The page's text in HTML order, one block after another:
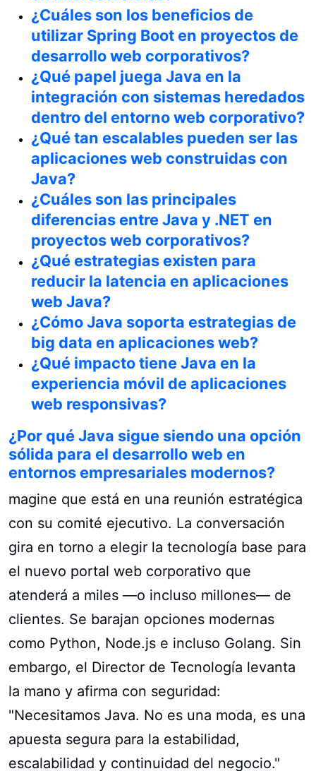
¿Cuáles son los beneficios de
utilizar Spring Boot en proyectos de
desarrollo web corporativos?
¿Qué papel juega Java en la
integración con sistemas heredados
dentro del entorno web corporativo?
¿Qué tan escalables pueden ser las
aplicaciones web construidas con
Java?
¿Cuáles son las principales
diferencias entre Java y .NET en
proyectos web corporativos?
¿Qué estrategias existen para
reducir la latencia en aplicaciones
web Java?
¿Cómo Java soporta estrategias de
big data en aplicaciones web?
¿Qué impacto tiene Java en la
experiencia móvil de aplicaciones
web responsivas?
¿Por qué Java sigue siendo una opción
sólida para el desarrollo web en
entornos empresariales modernos?
magine que está en una reunión estratégica
con su comité ejecutivo. La conversación
gira en torno a elegir la tecnología base para
el nuevo portal web corporativo que
atenderá a miles —o incluso millones— de
clientes. Se barajan opciones modernas
como Python, Node.js e incluso Golang. Sin
embargo, el Director de Tecnología levanta
la mano y afirma con seguridad:
"Necesitamos Java. No es una moda, es una
apuesta segura para la estabilidad,
escalabilidad y continuidad del negocio."